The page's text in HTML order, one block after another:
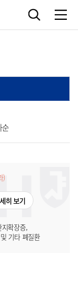
순
)
히 보기
확장증,
기타 폐질환